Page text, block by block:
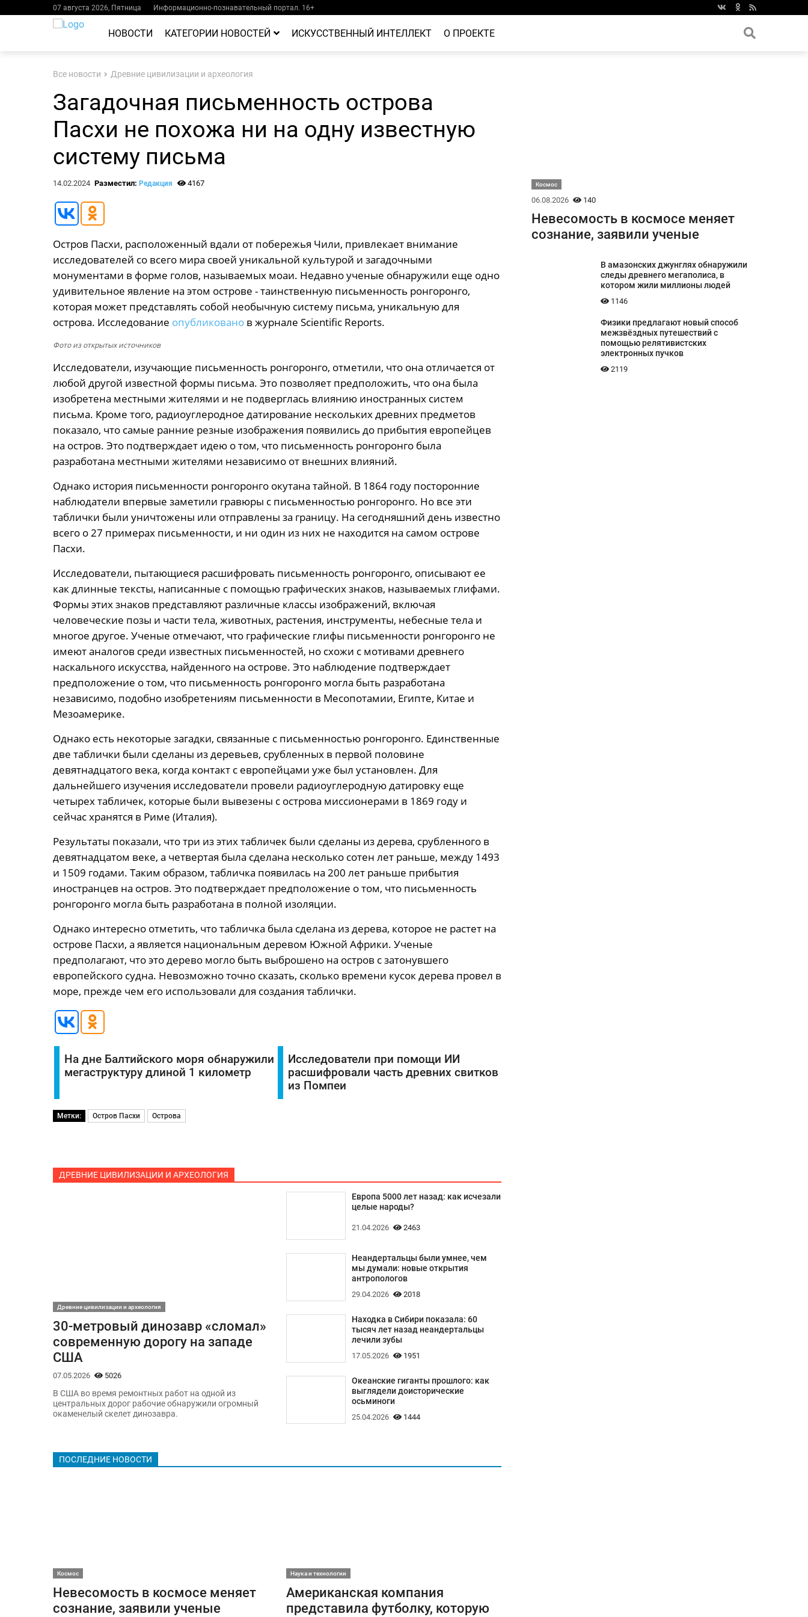
07 августа 2026, Пятница Информационно-познавательный портал. 16+
НОВОСТИ КАТЕГОРИИ НОВОСТЕЙ ИСКУССТВЕННЫЙ ИНТЕЛЛЕКТ О ПРОЕКТЕ
Все новости Древние цивилизации и археология
Загадочная письменность острова
Пасхи не похожа ни на одну известную
систему письма
14.02.2024 Разместил: Редакция 4167
Остров Пасхи, расположенный вдали от побережья Чили, привлекает внимание
исследователей со всего мира своей уникальной культурой и загадочными
монументами в форме голов, называемых моаи. Недавно ученые обнаружили еще одно
удивительное явление на этом острове - таинственную письменность ронгоронго,
которая может представлять собой необычную систему письма, уникальную для
острова. Исследование опубликованов журнале Scientific Reports.
Фото из открытых источников
Исследователи, изучающие письменность ронгоронго, отметили, что она отличается от
любой другой известной формы письма. Это позволяет предположить, что она была
изобретена местными жителями и не подверглась влиянию иностранных систем
письма. Кроме того, радиоуглеродное датирование нескольких древних предметов
показало, что самые ранние резные изображения появились до прибытия европейцев
на остров. Это подтверждает идею о том, что письменность ронгоронго была
разработана местными жителями независимо от внешних влияний.
Однако история письменности ронгоронго окутана тайной. В 1864 году посторонние
наблюдатели впервые заметили гравюры с письменностью ронгоронго. Но все эти
таблички были уничтожены или отправлены за границу. На сегодняшний день известно
всего о 27 примерах письменности, и ни один из них не находится на самом острове
Пасхи.
Исследователи, пытающиеся расшифровать письменность ронгоронго, описывают ее
как длинные тексты, написанные с помощью графических знаков, называемых глифами.
Формы этих знаков представляют различные классы изображений, включая
человеческие позы и части тела, животных, растения, инструменты, небесные тела и
многое другое. Ученые отмечают, что графические глифы письменности ронгоронго не
имеют аналогов среди известных письменностей, но схожи с мотивами древнего
наскального искусства, найденного на острове. Это наблюдение подтверждает
предположение о том, что письменность ронгоронго могла быть разработана
независимо, подобно изобретениям письменности в Месопотамии, Египте, Китае и
Мезоамерике.
Однако есть некоторые загадки, связанные с письменностью ронгоронго. Единственные
две таблички были сделаны из деревьев, срубленных в первой половине
девятнадцатого века, когда контакт с европейцами уже был установлен. Для
дальнейшего изучения исследователи провели радиоуглеродную датировку еще
четырех табличек, которые были вывезены с острова миссионерами в 1869 году и
сейчас хранятся в Риме (Италия).
Результаты показали, что три из этих табличек были сделаны из дерева, срубленного в
девятнадцатом веке, а четвертая была сделана несколько сотен лет раньше, между 1493
и 1509 годами. Таким образом, табличка появилась на 200 лет раньше прибытия
иностранцев на остров. Это подтверждает предположение о том, что письменность
ронгоронго могла быть разработана в полной изоляции.
Однако интересно отметить, что табличка была сделана из дерева, которое не растет на
острове Пасхи, а является национальным деревом Южной Африки. Ученые
предполагают, что это дерево могло быть выброшено на остров с затонувшего
европейского судна. Невозможно точно сказать, сколько времени кусок дерева провел в
море, прежде чем его использовали для создания таблички.
На дне Балтийского моря обнаружили
мегаструктуру длиной 1 километр
Исследователи при помощи ИИ
расшифровали часть древних свитков
из Помпеи
Метки: Остров Пасхи Острова
ДРЕВНИЕ ЦИВИЛИЗАЦИИ И АРХЕОЛОГИЯ
Древние цивилизации и археология
30-метровый динозавр «сломал»
современную дорогу на западе
США
07.05.2026 5026
В США во время ремонтных работ на одной из
центральных дорог рабочие обнаружили огромный
окаменелый скелет динозавра.
Европа 5000 лет назад: как исчезали
целые народы?
21.04.2026 2463
Неандертальцы были умнее, чем
мы думали: новые открытия
антропологов
29.04.2026 2018
Находка в Сибири показала: 60
тысяч лет назад неандертальцы
лечили зубы
17.05.2026 1951
Океанские гиганты прошлого: как
выглядели доисторические
осьминоги
25.04.2026 1444
ПОСЛЕДНИЕ НОВОСТИ
Космос
Невесомость в космосе меняет
сознание, заявили ученые
Наука и технологии
Американская компания
представила футболку, которую
Космос
06.08.2026 140
Невесомость в космосе меняет
сознание, заявили ученые
В амазонских джунглях обнаружили
следы древнего мегаполиса, в
котором жили миллионы людей
1146
Физики предлагают новый способ
межзвёздных путешествий с
помощью релятивистских
электронных пучков
2119